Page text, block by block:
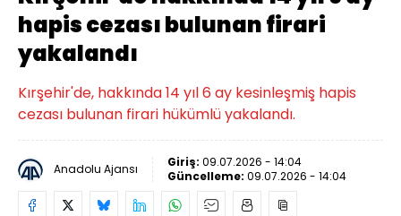
hapis cezası bulunan firari
yakalandı
Kırşehir'de, hakkında 14 yıl 6 ay kesinleşmiş hapis
cezası bulunan firari hükümlü yakalandı.
Anadolu Ajansı Giriş: 09.07.2026 - 14:04
Güncelleme: 09.07.2026 - 14:04